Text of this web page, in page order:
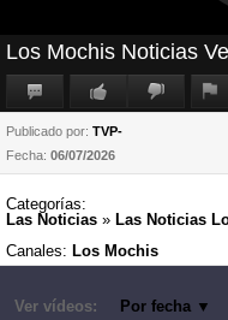
Los Mochis Noticias
Publicado por: TVP-
Fecha: 06/07/2026
Categorías:
Las Noticias » Las Noticias
Canales: Los Mochis
Ver vídeos: Por fecha ▼